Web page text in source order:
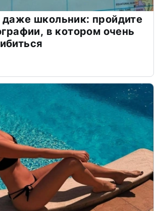
даже школьник: пройдите
в котором очень